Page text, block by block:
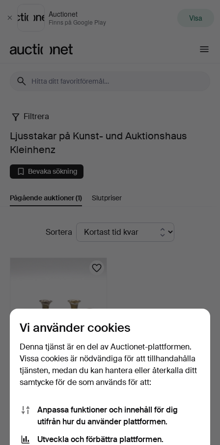
Stäng
Auctionet
Finns på Google Play Visa
Ljusstakar
på
Kunst-
und
Kleinhenz
Filtrera
Ljusstakar på Kunst- und Auktionshaus
Kleinhenz
Bevaka sökning
Pågående auktioner(1) Slutpriser
PågåendeSortera
CARL FREDERIK
CHRISTIANSEN. DANSK
DESIGNAD…
1 dag
162 USD
Vi använder cookies
Denna tjänst är en del av Auctionet-plattformen.
Vissa cookies är nödvändiga för att tillhandahålla
tjänsten, medan du kan hantera eller återkalla ditt
samtycke för de som används för att:
Anpassa funktioner och innehåll för dig
utifrån hur du använder plattformen.
Utveckla och förbättra plattformen.